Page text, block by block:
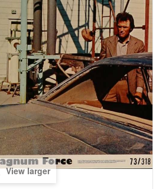
View larger